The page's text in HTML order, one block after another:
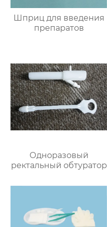
Шприц для введения
препаратов
Одноразовый
ректальный обтуратор